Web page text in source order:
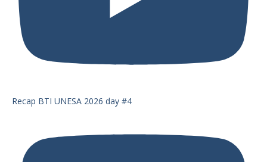
Recap BTI UNESA 2026 day #4